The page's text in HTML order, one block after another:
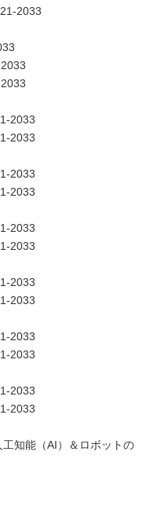
2033
2033
2033
2033
2033
2033
2033
2033
2033
2033
2033
2033
2033
知能（AI）＆ロボットの